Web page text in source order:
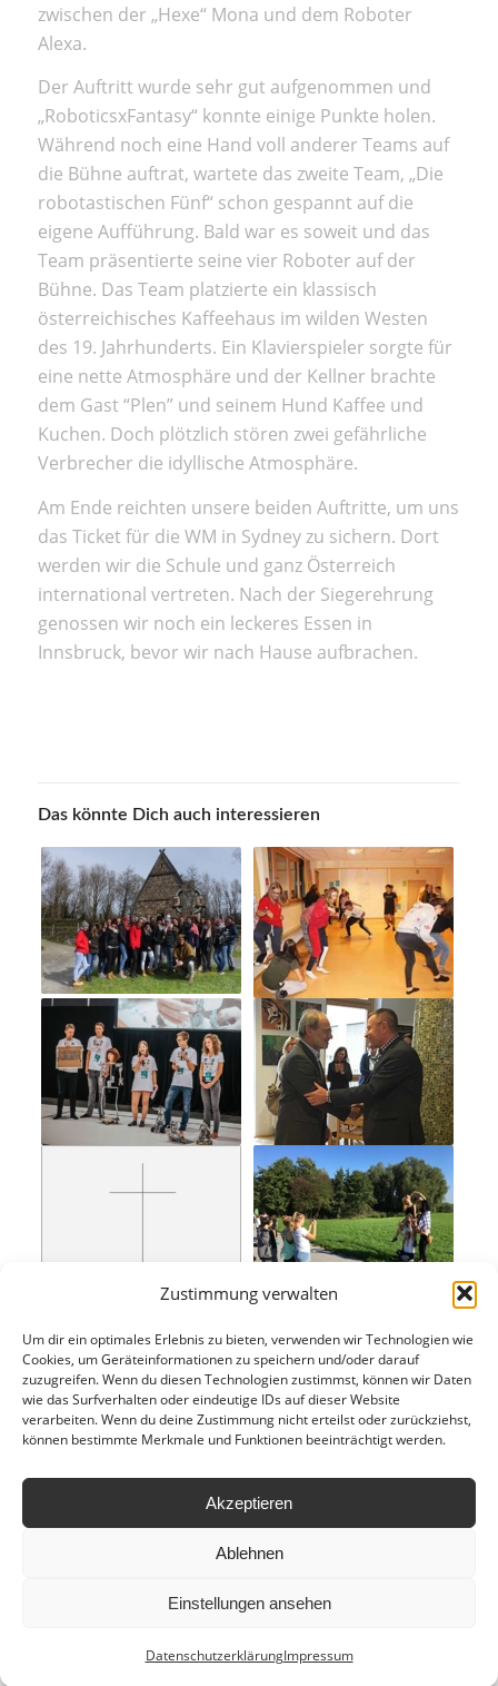
Zustimmung verwalten
Um dir ein optimales Erlebnis zu bieten, verwenden wir Technologien wie
Cookies, um Geräteinformationen zu speichern und/oder darauf
zuzugreifen. Wenn du diesen Technologien zustimmst, können wir Daten
wie das Surfverhalten oder eindeutige IDs auf dieser Website
verarbeiten. Wenn du deine Zustimmung nicht erteilst oder zurückziehst,
können bestimmte Merkmale und Funktionen beeinträchtigt werden.
Akzeptieren
Ablehnen
Einstellungen ansehen
DatenschutzerklärungImpressum
zwischen der „Hexe“ Mona und dem Roboter
Alexa.
Der Auftritt wurde sehr gut aufgenommen und
„RoboticsxFantasy“ konnte einige Punkte holen.
Während noch eine Hand voll anderer Teams auf
die Bühne auftrat, wartete das zweite Team, „Die
robotastischen Fünf“ schon gespannt auf die
eigene Aufführung. Bald war es soweit und das
Team präsentierte seine vier Roboter auf der
Bühne. Das Team platzierte ein klassisch
österreichisches Kaffeehaus im wilden Westen
des 19. Jahrhunderts. Ein Klavierspieler sorgte für
eine nette Atmosphäre und der Kellner brachte
dem Gast “Plen” und seinem Hund Kaffee und
Kuchen. Doch plötzlich stören zwei gefährliche
Verbrecher die idyllische Atmosphäre.
Am Ende reichten unsere beiden Auftritte, um uns
das Ticket für die WM in Sydney zu sichern. Dort
werden wir die Schule und ganz Österreich
international vertreten. Nach der Siegerehrung
genossen wir noch ein leckeres Essen in
Innsbruck, bevor wir nach Hause aufbrachen.
Das könnte Dich auch interessieren
HLWM Salzburg| 2024
Datenschutzerklärung
Impressum